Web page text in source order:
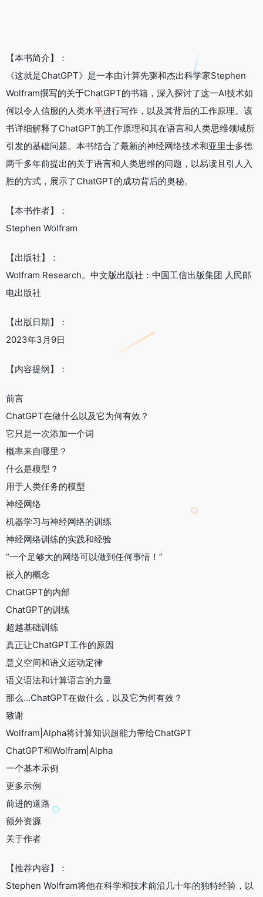
【本书简介】：
《这就是ChatGPT》是一本由计算先驱和杰出科学家Stephen
Wolfram撰写的关于ChatGPT的书籍，深入探讨了这一AI技术如
何以令人信服的人类水平进行写作，以及其背后的工作原理。该
书详细解释了ChatGPT的工作原理和其在语言和人类思维领域所
引发的基础问题。本书结合了最新的神经网络技术和亚里士多德
两千多年前提出的关于语言和人类思维的问题，以易读且引人入
胜的方式，展示了ChatGPT的成功背后的奥秘。
【本书作者】：
Stephen Wolfram
【出版社】：
Wolfram Research。中文版出版社：中国工信出版集团 人民邮
电出版社
【出版日期】：
2023年3月9日
【内容提纲】：
前言
ChatGPT在做什么以及它为何有效？
它只是一次添加一个词
概率来自哪里？
什么是模型？
用于人类任务的模型
神经网络
机器学习与神经网络的训练
神经网络训练的实践和经验
“一个足够大的网络可以做到任何事情！”
嵌入的概念
ChatGPT的内部
ChatGPT的训练
超越基础训练
真正让ChatGPT工作的原因
意义空间和语义运动定律
语义语法和计算语言的力量
那么…ChatGPT在做什么，以及它为何有效？
致谢
Wolfram|Alpha将计算知识超能力带给ChatGPT
ChatGPT和Wolfram|Alpha
一个基本示例
更多示例
前进的道路
额外资源
关于作者
【推荐内容】：
Stephen Wolfram将他在科学和技术前沿几十年的独特经验，以